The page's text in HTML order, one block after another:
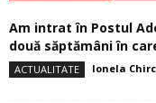
Am intrat în Postul
două săptămâni în
ACTUALITATE Ionela